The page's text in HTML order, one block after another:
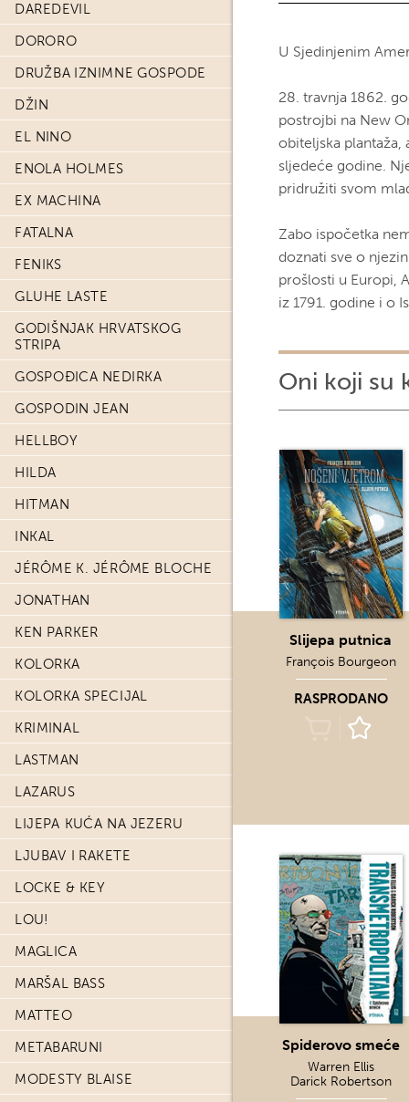
DAREDEVIL
DORORO
DRUŽBA IZNIMNE GOSPODE
DŽIN
EL NINO
ENOLA HOLMES
EX MACHINA
FATALNA
FENIKS
GLUHE LASTE
GODIŠNJAK HRVATSKOG
STRIPA
GOSPOĐICA NEDIRKA
GOSPODIN JEAN
HELLBOY
HILDA
HITMAN
INKAL
JÉRÔME K. JÉRÔME BLOCHE
JONATHAN
KEN PARKER
KOLORKA
KOLORKA SPECIJAL
KRIMINAL
LASTMAN
LAZARUS
LIJEPA KUĆA NA JEZERU
LJUBAV I RAKETE
LOCKE & KEY
LOU!
MAGLICA
MARŠAL BASS
MATTEO
METABARUNI
MODESTY BLAISE
U Sjedinjenim
28. travnja 1862.
postrojbi na New
obiteljska
sljedeće godine.
pridružiti svom
Zabo ispočetka
doznati sve o
prošlosti u Europi,
iz 1791. godine i o
Oni koji su
Slijepa putnica
François Bourgeon
RASPRODANO
Spiderovo smeće
Warren Ellis
Darick Robertson